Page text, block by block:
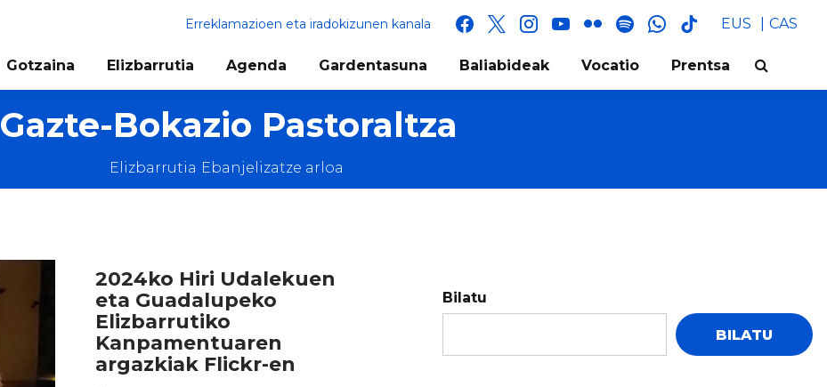
Erreklamazioen eta iradokizunen kanala facebook
x instagram
youtube
flickr spotifywhatsapp
tik
EUS CAS
Gotzaina Elizbarrutia Agenda Gardentasuna Baliabideak Vocatio Prentsa
Gazte-Bokazio Pastoraltza
Elizbarrutia Ebanjelizatze arloa
2024ko Hiri Udalekuen
eta Guadalupeko
Elizbarrutiko
Kanpamentuaren
argazkiak Flickr-en
Bilatu
BILATU